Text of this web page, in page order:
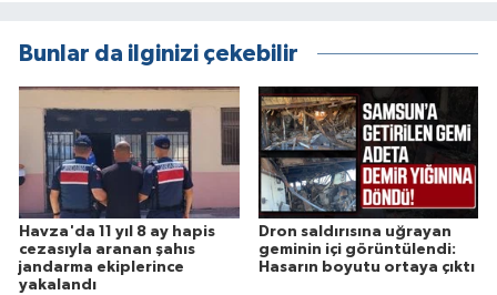
Bunlar da ilginizi çekebilir
Havza'da 11 yıl 8 ay hapis
cezasıyla aranan şahıs
jandarma ekiplerince
yakalandı
Dron saldırısına uğrayan
geminin içi görüntülendi:
Hasarın boyutu ortaya çıktı